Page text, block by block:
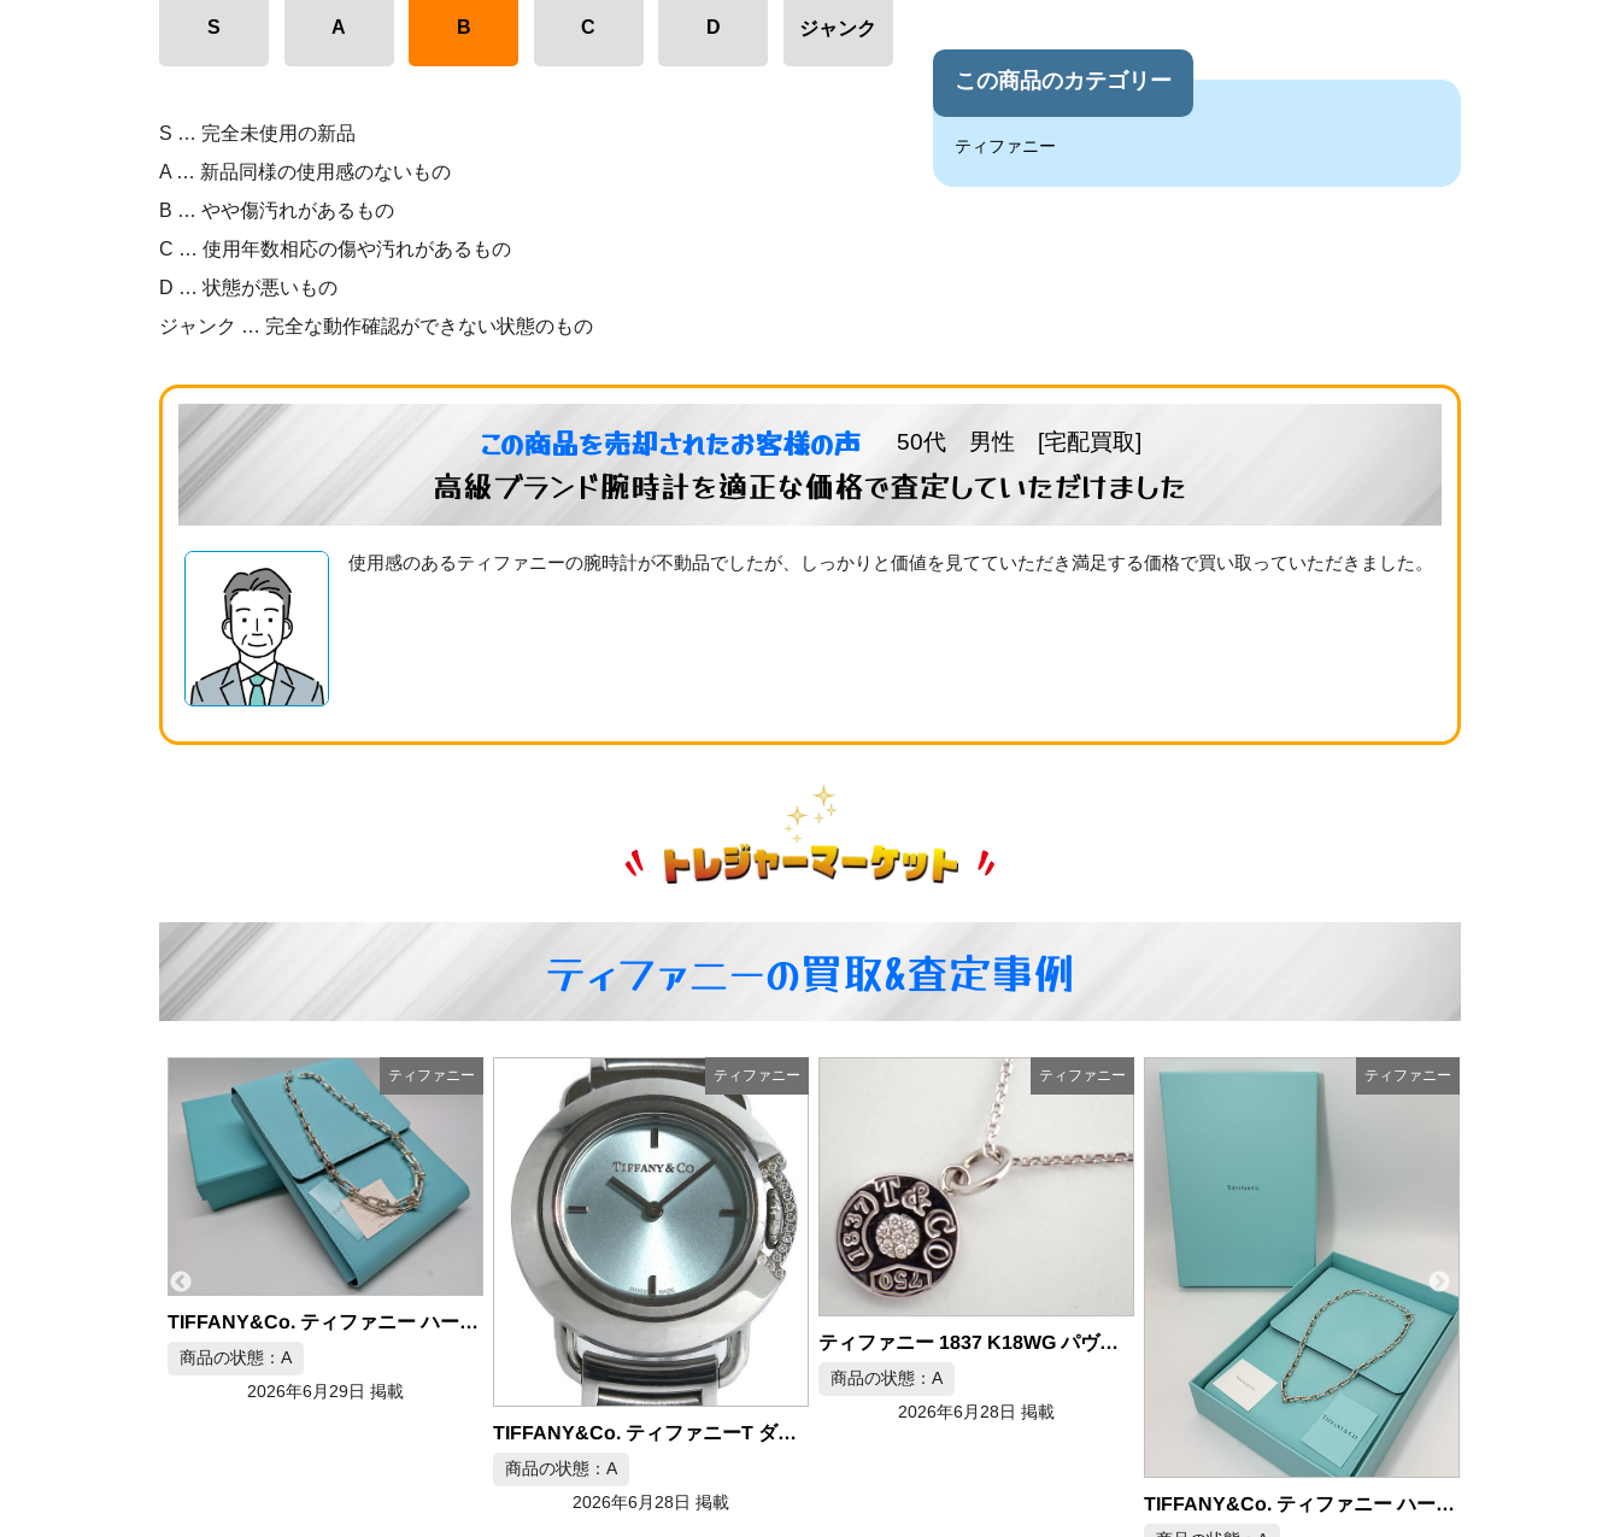
この商品のカテゴリー
ティファニー
S A B C D ジャンク
S … 完全未使用の新品
A … 新品同様の使用感のないもの
B … やや傷汚れがあるもの
C … 使用年数相応の傷や汚れがあるもの
D … 状態が悪いもの
ジャンク … 完全な動作確認ができない状態のもの
この商品を売却されたお客様の声 50代 男性 [宅配買取]
高級ブランド腕時計を適正な価格で査定していただけました
使用感のあるティファニーの腕時計が不動品でしたが、しっかりと価値を見てていただき満足する価格で買い取っていただきました。
ティファニーの買取&査定事例
ティファニー ティファニー
商品の状態：A
2026年6月28日 掲載
ティファニー ティファニー
ティファニー ゴールド ラウンド クォーツ レディース腕時計 18K
商品の状態：B
2026年6月28日 掲載